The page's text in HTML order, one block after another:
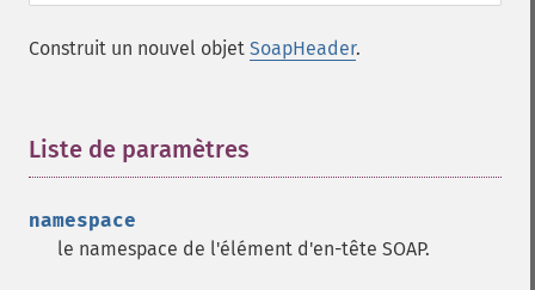
Construit un nouvel objet SoapHeader.
Liste de paramètres
namespace
le namespace de l'élément d'en-tête SOAP.